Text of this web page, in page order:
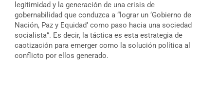
legitimidad y la generación de una crisis de
gobernabilidad que conduzca a “lograr un ‘Gobierno de
Nación, Paz y Equidad’ como paso hacia una sociedad
socialista”. Es decir, la táctica es esta estrategia de
caotización para emerger como la solución política al
conflicto por ellos generado.